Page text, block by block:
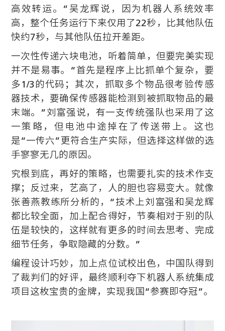
高效转运。”吴龙辉说，因为机器人系统效率
高，整个任务运行下来仅用了22秒，比其他队伍
快约7秒，与其他队伍拉开差距。
一次性传递六块电池，听着简单，但要完美实现
并不是易事。“首先是程序上比抓单个复杂，要
多1/3的代码；其次，抓取多个物品很考验传感
器技术，要确保传感器能检测到被抓取物品的最
末端。”刘富强说，有一支传统强队也采用了这
一策略，但电池中途掉在了传送带上。这也
是“一传六”更符合生产实际，但选择这样做的选
手寥寥无几的原因。
究根到底，再好的策略，也需要扎实的技术作支
撑；反过来，艺高了，人的胆也容易变大。就像
张善燕教练所分析的，“技术上刘富强和吴龙辉
都比较全面，加上配合得好，节奏相对于别的队
伍是较快的，这样就有更多的时间去思考、完成
细节任务，争取隐藏的分数。”
编程设计巧妙，加上点位试校出色，中国队得到
了裁判们的好评，最终顺利夺下机器人系统集成
项目这枚宝贵的金牌，实现我国“参赛即夺冠”。